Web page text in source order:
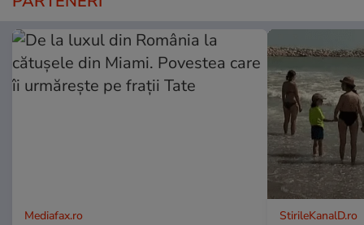
Mediafax.ro StirileKanalD.ro